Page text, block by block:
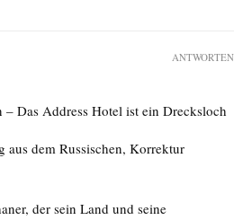
– Das Address Hotel ist ein Drecksloch
aus dem Russischen, Korrektur
der sein Land und seine
ANTWORTEN